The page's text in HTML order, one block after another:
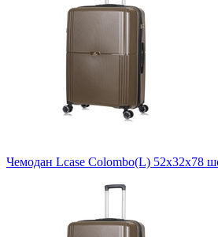
Чемодан Lcase Colombo(L) 52х32х78